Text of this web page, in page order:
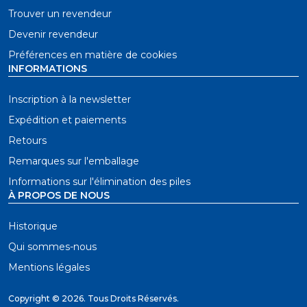
Trouver un revendeur
Devenir revendeur
Préférences en matière de cookies
INFORMATIONS
Inscription à la newsletter
Expédition et paiements
Retours
Remarques sur l'emballage
Informations sur l'élimination des piles
À PROPOS DE NOUS
Historique
Qui sommes-nous
Mentions légales
Copyright © 2026. Tous Droits Réservés.